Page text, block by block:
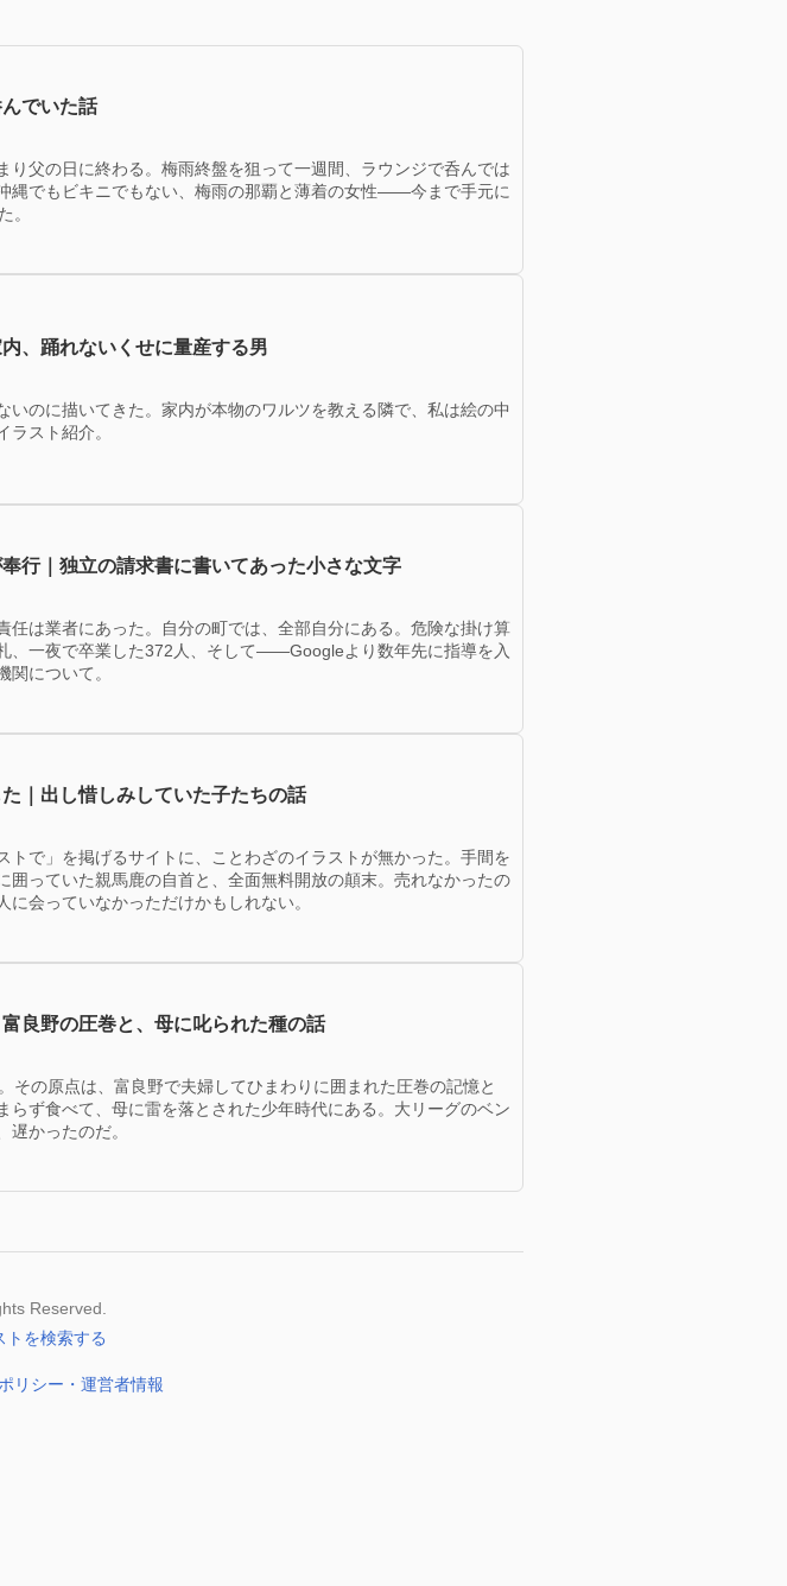
でいた話
り父の日に終わる。梅雨終盤を狙って一週間、ラウンジで呑んでは
縄でもビキニでもない、梅雨の那覇と薄着の女性——今まで手元に
。
、踊れないくせに量産する男
いのに描いてきた。家内が本物のワルツを教える隣で、私は絵の中
ラスト紹介。
行｜独立の請求書に書いてあった小さな文字
任は業者にあった。自分の町では、全部自分にある。危険な掛け算
、一夜で卒業した372人、そして——Googleより数年先に指導を入
関について。
｜出し惜しみしていた子たちの話
トで」を掲げるサイトに、ことわざのイラストが無かった。手間を
囲っていた親馬鹿の自首と、全面無料開放の顛末。売れなかったの
に会っていなかっただけかもしれない。
良野の圧巻と、母に叱られた種の話
その原点は、富良野で夫婦してひまわりに囲まれた圧巻の記憶と
ず食べて、母に雷を落とされた少年時代にある。大リーグのベン
遅かったのだ。
Reserved.
トを検索する
リシー・運営者情報